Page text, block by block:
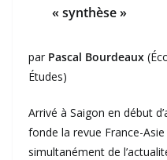
« synthèse »
par Pascal Bourdeaux
Études)
Arrivé à Saigon en début
fonde la revue France-
simultanément de